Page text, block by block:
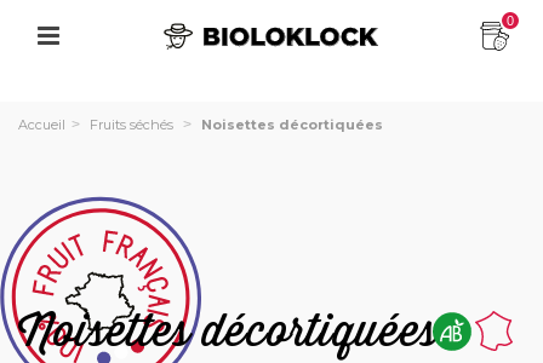
0
Accueil > Fruits séchés > Noisettes décortiquées
Noisettes décortiquées